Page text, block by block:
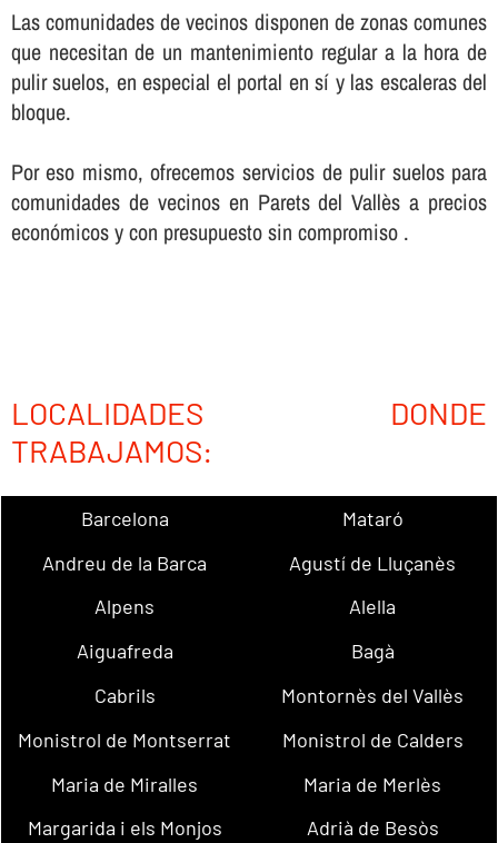
Las comunidades de vecinos disponen de zonas comunes
que necesitan de un mantenimiento regular a la hora de
pulir suelos, en especial el portal en sí­ y las escaleras del
bloque.
Por eso mismo, ofrecemos servicios de pulir suelos para
comunidades de vecinos en Parets del Vallès a precios
económicos y con presupuesto sin compromiso .
LOCALIDADES DONDE
TRABAJAMOS:
Barcelona
Mataró
Andreu de la Barca
Agustí de Lluçanès
Alpens
Alella
Aiguafreda
Bagà
Cabrils
Montornès del Vallès
Monistrol de Montserrat
Monistrol de Calders
Maria de Miralles
Maria de Merlès
Margarida i els Monjos
Adrià de Besòs